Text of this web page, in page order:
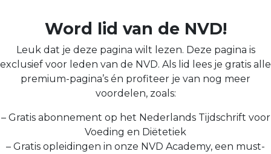
Word lid van de NVD!
Leuk dat je deze pagina wilt lezen. Deze pagina is
exclusief voor leden van de NVD. Als lid lees je gratis alle
premium-pagina’s én profiteer je van nog meer
voordelen, zoals:
– Gratis abonnement op het Nederlands Tijdschrift voor
Voeding en Diëtetiek
– Gratis opleidingen in onze NVD Academy, een must-